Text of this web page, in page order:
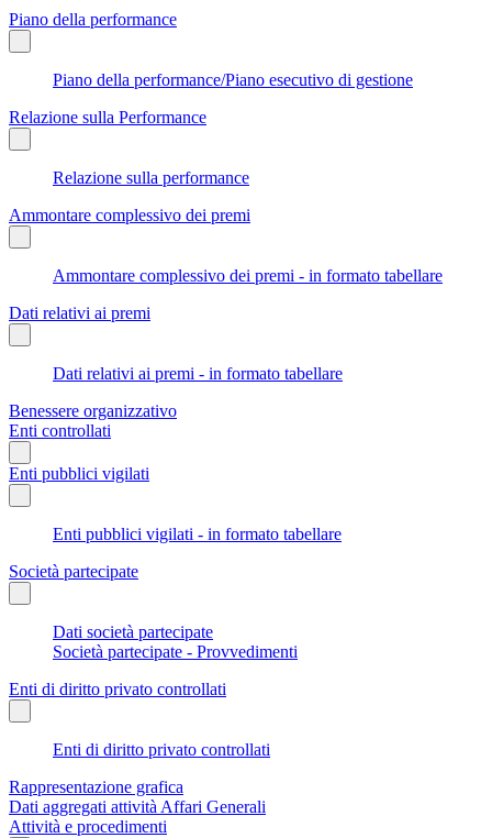
Piano della performance
Piano della performance/Piano esecutivo di gestione
Relazione sulla Performance
Relazione sulla performance
Ammontare complessivo dei premi
Ammontare complessivo dei premi - in formato tabellare
Dati relativi ai premi
Dati relativi ai premi - in formato tabellare
Benessere organizzativo
Enti controllati
Enti pubblici vigilati
Enti pubblici vigilati - in formato tabellare
Società partecipate
Dati società partecipate
Società partecipate - Provvedimenti
Enti di diritto privato controllati
Enti di diritto privato controllati
Rappresentazione grafica
Dati aggregati attività Affari Generali
Attività e procedimenti